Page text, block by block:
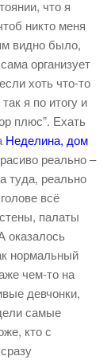
что я
никто меня
видно было,
организует
хоть что-то
я по итогу и
плюс”. Ехать
Неделина, дом
реально –
туда, реально
всё
палаты
оказалось
нормальный
чем-то на
девчонки,
самые
кто с